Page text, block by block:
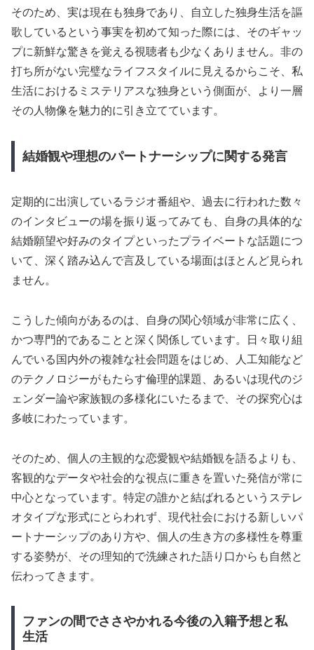
そのため、実は現在も独身であり、自立した独身生活を謳
歌しているという事実を初めて知った際には、そのギャッ
プに新鮮な驚きを覚える視聴者も少なくありません。非の
打ち所がない完璧なライフスタイルに見えるからこそ、私
生活におけるミステリアスな独身という側面が、より一層
その人物像を魅力的に引き立てています。
結婚観や理想のパートナーシップに関する発言
定期的に出演しているラジオ番組や、過去に行われた数々
のインタビューの場を振り返ってみても、自身の具体的な
結婚願望や好みのタイプといったプライベートな話題につ
いて、深く踏み込んで言及している場面はほとんど見られ
ません。
こうした傾向があるのは、自身の関心領域が非常に広く、
かつ専門的であることと深く関係しています。日々取り組
んでいる国内外の複雑な社会問題をはじめ、人工知能など
のテクノロジーがもたらす倫理的課題、あるいは現代のジ
ェンダー論や家族観の多様化にいたるまで、その探究心は
多岐にわたっています。
そのため、個人の主観的な恋愛観や結婚観を語るよりも、
客観的なデータや社会的な視点に重きを置いた発信が常に
中心となっています。特定の誰かと結ばれるというステレ
オタイプな形式にとらわれず、現代社会における新しいパ
ートナーシップのあり方や、個人の生き方の多様性を尊重
する姿勢が、その理知的で洗練された語り口からも自然と
伝わってきます。
ファンの間でささやかれる今後の入籍予想と私
生活